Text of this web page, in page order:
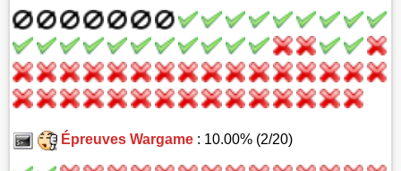
Épreuves Wargame: 10.00% (2/20)